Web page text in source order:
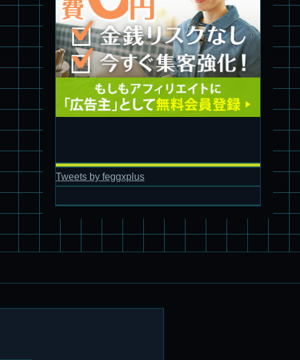
旧キット製作★アオシマ ロボダッチ モビルタマゴロー
パチ組塗装★バンダイ HG スコープドッグ拡張セット3～5
ブルーティッシュドッグ &
Tweets by feggxplus